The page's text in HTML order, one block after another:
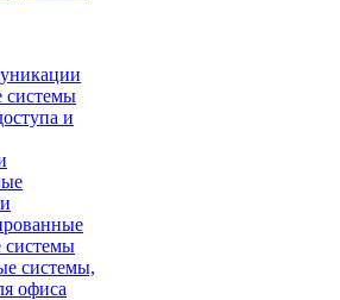
и
системы
системы,
офиса